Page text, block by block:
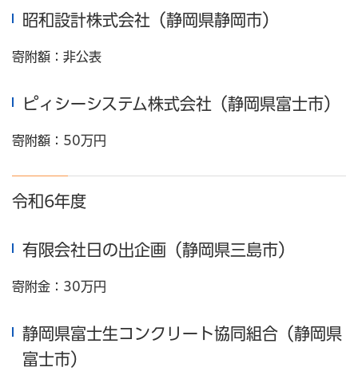
昭和設計株式会社（静岡県静岡市）
寄附額：非公表
ピィシーシステム株式会社（静岡県富士市）
寄附額：50万円
令和6年度
有限会社日の出企画（静岡県三島市）
寄附金：30万円
静岡県富士生コンクリート協同組合（静岡県
富士市）